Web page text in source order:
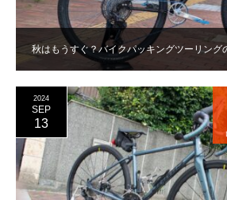
秋はもうすぐ？バイクパッキングツーリング
2024
SEP
13